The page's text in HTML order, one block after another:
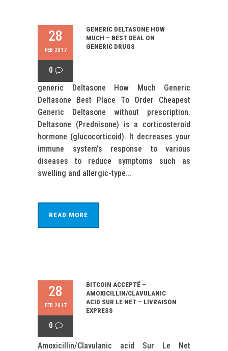
28
FEB 2017
0
GENERIC DELTASONE HOW
MUCH – BEST DEAL ON
GENERIC DRUGS
generic Deltasone How Much Generic
Deltasone Best Place To Order Cheapest
Generic Deltasone without prescription.
Deltasone (Prednisone) is a corticosteroid
hormone (glucocorticoid). It decreases your
immune system's response to various
diseases to reduce symptoms such as
swelling and allergic-type...
READ MORE
28
FEB 2017
0
BITCOIN ACCEPTÉ –
AMOXICILLIN/CLAVULANIC
ACID SUR LE NET – LIVRAISON
EXPRESS
Amoxicillin/Clavulanic acid Sur Le Net